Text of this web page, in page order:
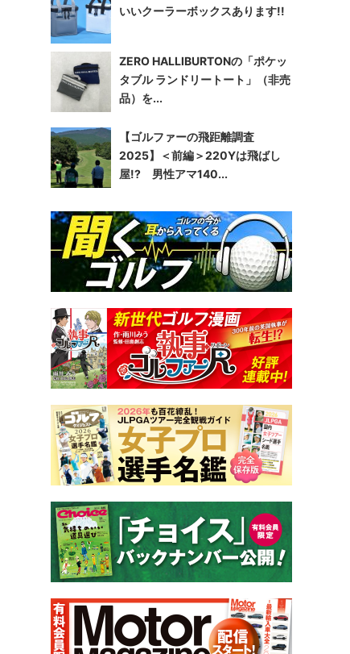
いいクーラーボックスあります!!
ZERO HALLIBURTONの「ポケッ
タブル ランドリートート」（非売
品）を...
【ゴルファーの飛距離調査
2025】＜前編＞220Yは飛ばし
屋!? 男性アマ140...